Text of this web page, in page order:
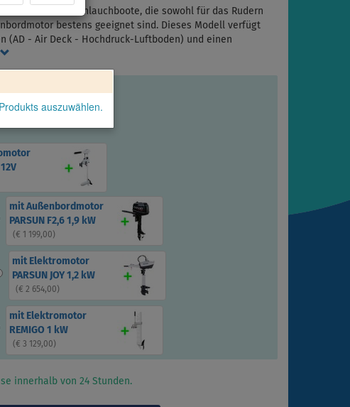
der kleinen Schlauchboote, die sowohl für das Rudern
bestens geeignet sind. Dieses Modell verfügt
(AD - Air Deck - Hochdruck-Luftboden) und einen
auszuwählen.
mit Außenbordmotor
PARSUN F2,6 1,9 kW
(€ 1 199,00)
mit Elektromotor
PARSUN JOY 1,2 kW
(€ 2 654,00)
mit Elektromotor
REMIGO 1 kW
(€ 3 129,00)
innerhalb von 24 Stunden.